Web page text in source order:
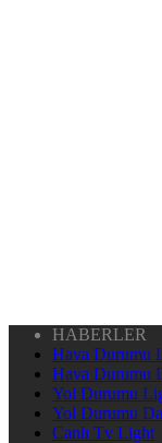
HABERLER
Hava Durumu
Hava Durumu
Yol Durumu
Yol Durumu
Canlı Tv Light